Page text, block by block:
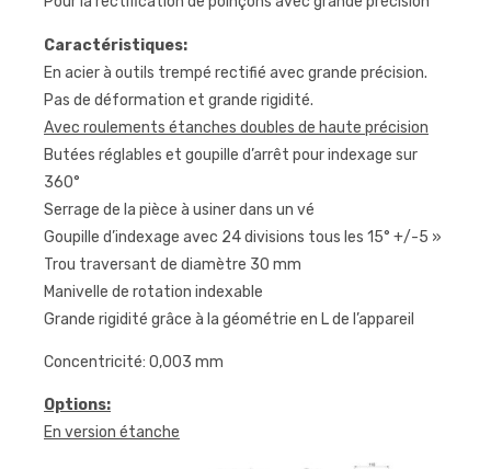
Caractéristiques:
En acier à outils trempé rectifié avec grande précision.
Pas de déformation et grande rigidité.
Avec roulements étanches doubles de haute précision
Butées réglables et goupille d’arrêt pour indexage sur
360°
Serrage de la pièce à usiner dans un vé
Goupille d’indexage avec 24 divisions tous les 15° +/-5 »
Trou traversant de diamètre 30 mm
Manivelle de rotation indexable
Grande rigidité grâce à la géométrie en L de l’appareil
Concentricité: 0,003 mm
Options:
En version étanche